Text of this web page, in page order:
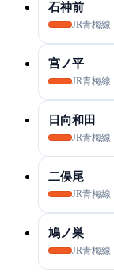
石神前
JR青梅線
宮ノ平
JR青梅線
日向和田
JR青梅線
二俣尾
JR青梅線
鳩ノ巣
JR青梅線